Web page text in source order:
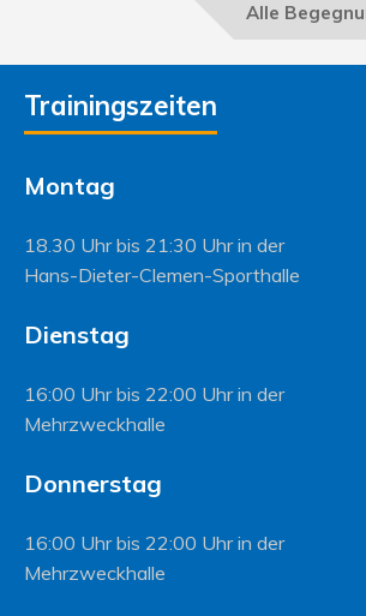
Alle
Trainingszeiten
Montag
18.30 Uhr bis 21:30 Uhr in der
Hans-Dieter-Clemen-Sporthalle
Dienstag
16:00 Uhr bis 22:00 Uhr in der
Mehrzweckhalle
Donnerstag
16:00 Uhr bis 22:00 Uhr in der
Mehrzweckhalle